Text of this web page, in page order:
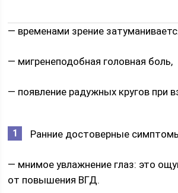
— временами зрение
— мигренеподобная головная боль,
— появление радужных кругов при
Ранние достоверные
— мнимое увлажнение глаз: это
от повышения ВГД.